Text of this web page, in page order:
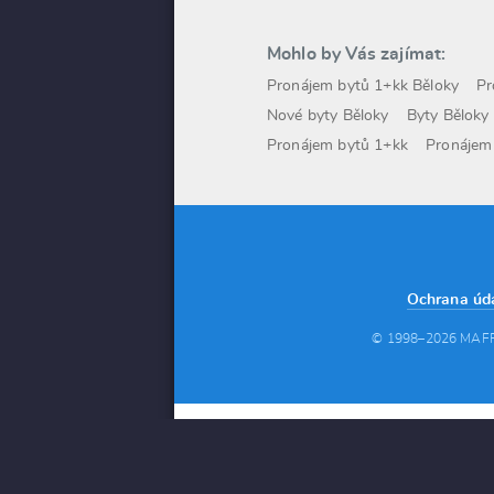
Mohlo by Vás zajímat:
Pronájem bytů 1+kk Běloky
Nové byty Běloky
Byty Běloky
Pronájem bytů 1+kk
Ochrana
© 1998–2026